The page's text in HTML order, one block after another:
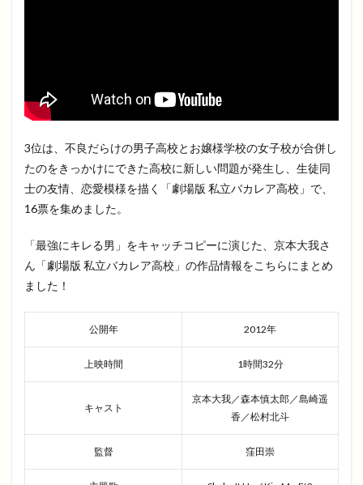
3位は、不良だらけの男子高校とお嬢様学校の女子校が合併し
たのをきっかけにできた高校に新しい問題が発生し、生徒同
士の友情、恋愛模様を描く「劇場版 私立バカレア高校」で、
16票を集めました。
「最強にキレる男」をキャッチコピーに演じた、京本大我さ
ん「劇場版 私立バカレア高校」の作品情報をこちらにまとめ
ました！
公開年 2012年
上映時間 1時間32分
キャスト
京本大我／森本慎太郎／島崎遥
香／松村北斗
監督 窪田崇